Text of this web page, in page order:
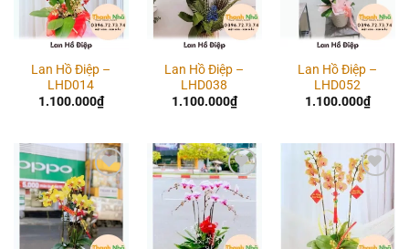
Lan Hồ Điệp –
LHD014
1.100.000₫
Lan Hồ Điệp –
LHD038
1.100.000₫
Lan Hồ Điệp –
LHD052
1.100.000₫
Add to
wishlist
Add to
wishlist
Add to
wishlist